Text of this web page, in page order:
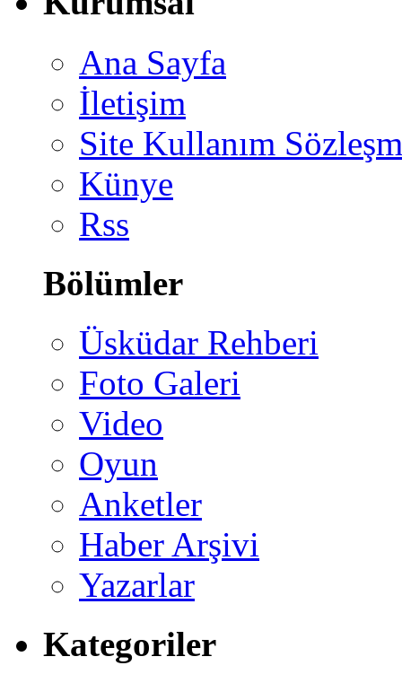
Ana Sayfa
İletişim
Site Kullanım
Künye
Rss
Bölümler
Üsküdar Rehberi
Foto Galeri
Video
Oyun
Anketler
Haber Arşivi
Yazarlar
Kategoriler